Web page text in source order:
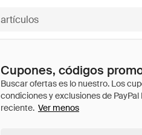
Cupones, códigos
Ver menos